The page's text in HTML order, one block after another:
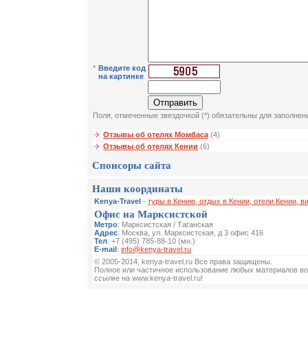
* Введите код
на картинке
Поля, отмеченные звездочкой (*) обязательны для
Отзывы об отелях Момбаса(4)
Отзывы об отелях Кении (6)
Спонсоры сайта
Наши координаты
Kenya-Travel - туры в Кению, отдых в Кении, отели Кении,
Офис на Марксистской
Метро: Марксистская / Таганская
Адрес: Москва, ул. Марксистская, д 3 офис 416
Тел: +7 (495) 785-88-10 (мн.)
E-mail: info@kenya-travel.ru
© 2005-2014, kenya-travel.ru Все права защищены.
Полное или частичное использование любых материалов
ссылке на www.kenya-travel.ru!